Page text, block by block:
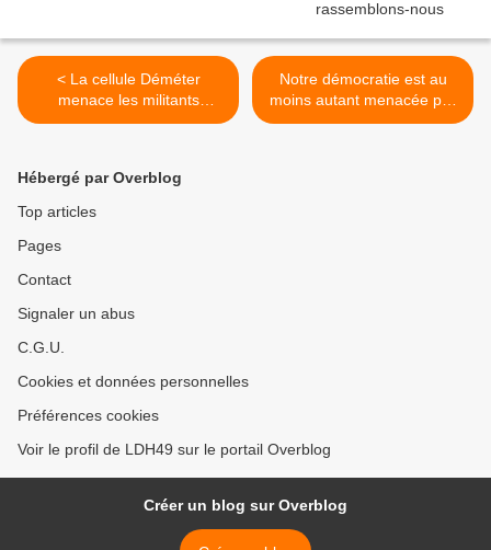
< La cellule Déméter
menace les militants
animalistes et
Notre démocratie est au
moins autant menacée par
un délitement des services
Hébergé par Overblog
Top articles
Pages
Contact
Signaler un abus
C.G.U.
Cookies et données personnelles
Préférences cookies
Voir le profil de LDH49 sur le portail Overblog
Créer un blog sur Overblog